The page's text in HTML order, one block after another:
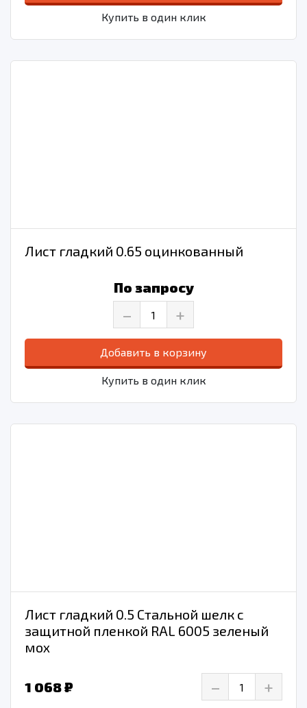
Купить в один клик
Лист гладкий 0.65 оцинкованный
По запросу
– +
Добавить в корзину
Купить в один клик
Лист гладкий 0.5 Стальной шелк с
защитной пленкой RAL 6005 зеленый
мох
1 068 ₽ – +